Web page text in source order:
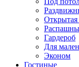
Открытая
Гардероб
Для
Эконом
Гостиные